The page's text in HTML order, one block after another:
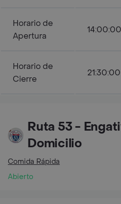
Horario de
Apertura
14:00:00
Horario de
Cierre
21:30:00
Ruta 53 -
Domicilio
Comida Rápida
Abierto